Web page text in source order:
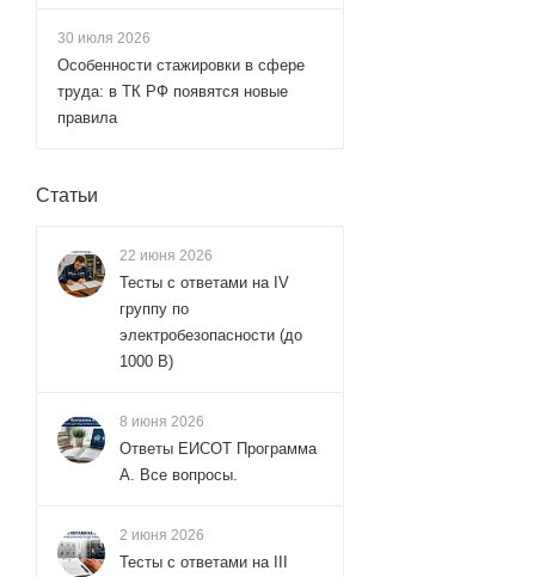
30 июля 2026
Особенности стажировки в сфере
труда: в ТК РФ появятся новые
правила
Статьи
22 июня 2026
Тесты с ответами на IV
группу по
электробезопасности (до
1000 В)
8 июня 2026
Ответы ЕИСОТ Программа
А. Все вопросы.
2 июня 2026
Тесты с ответами на III